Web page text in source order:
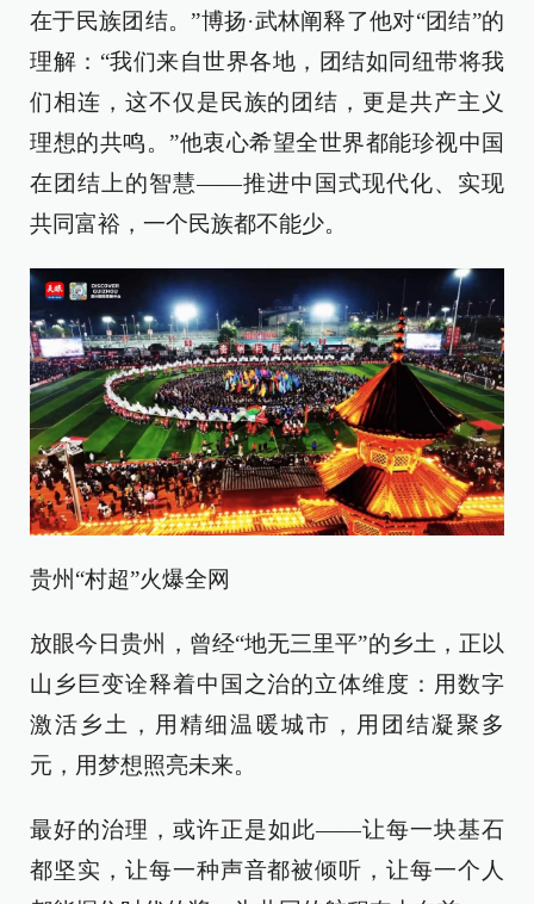
在于民族团结。”博扬·武林阐释了他对“团结”的
理解：“我们来自世界各地，团结如同纽带将我
们相连，这不仅是民族的团结，更是共产主义
理想的共鸣。”他衷心希望全世界都能珍视中国
在团结上的智慧——推进中国式现代化、实现
共同富裕，一个民族都不能少。
贵州“村超”火爆全网
放眼今日贵州，曾经“地无三里平”的乡土，正以
山乡巨变诠释着中国之治的立体维度：用数字
激活乡土，用精细温暖城市，用团结凝聚多
元，用梦想照亮未来。
最好的治理，或许正是如此——让每一块基石
都坚实，让每一种声音都被倾听，让每一个人